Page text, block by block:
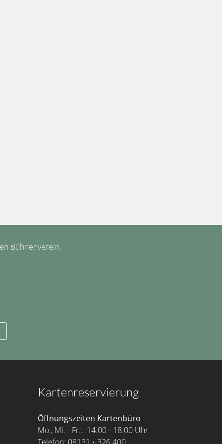
Bühnenverein.
Kartenreservierung
Öffnungszeiten Kartenbüro
Mo., Mi. - Fr.: 14.00 - 18.00 Uhr